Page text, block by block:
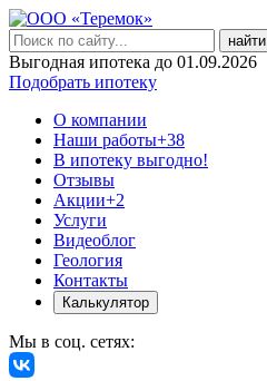
найти
Выгодная ипотека до 01.09.2026
Подобрать ипотеку
О компании
Наши работы+38
В ипотеку выгодно!
Отзывы
Акции+2
Услуги
Видеоблог
Геология
Контакты
Калькулятор
Мы в соц. сетях: